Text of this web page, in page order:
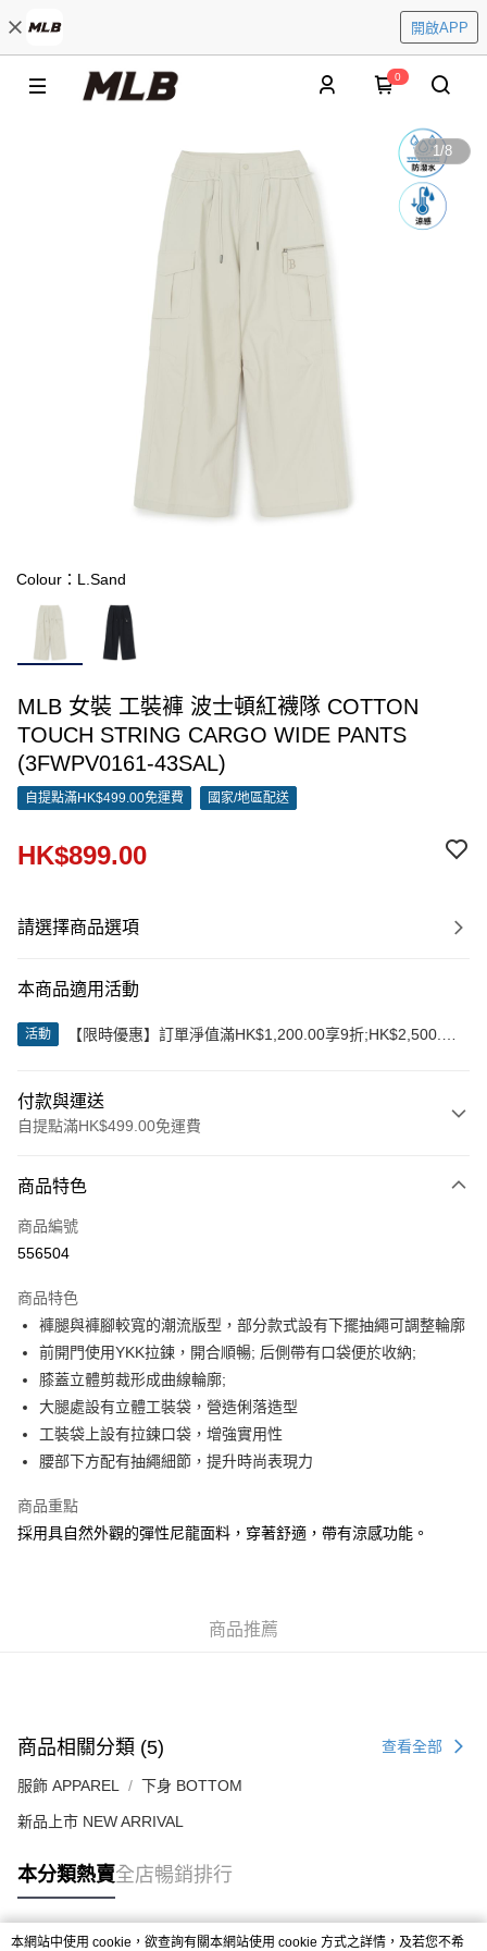
開啟APP
0
1/8
Colour：L.Sand
MLB 女裝 工裝褲 波士頓紅襪隊 COTTON
TOUCH STRING CARGO WIDE PANTS
(3FWPV0161-43SAL)
自提點滿HK$499.00免運費 國家/地區配送
HK$899.00
請選擇商品選項
本商品適用活動
活動
【限時優惠】訂單淨值滿HK$1,200.00享9折;HK$2,500.00
付款與運送
自提點滿HK$499.00免運費
信用卡
Apple Pay
AlipayHK
WeChat Pay
送貨方式
付款後順豐合作便利店
每筆HK$50.00，滿HK$499.00或以上免運費
商品特色
商品編號
556504
商品特色
褲腿與褲腳較寬的潮流版型，部分款式設有下擺抽繩可調整輪廓
前開門使用YKK拉鍊，開合順暢; 后側帶有口袋便於收納;
膝蓋立體剪裁形成曲線輪廓;
大腿處設有立體工裝袋，營造俐落造型
工裝袋上設有拉鍊口袋，增強實用性
腰部下方配有抽繩細節，提升時尚表現力
商品重點
採用具自然外觀的彈性尼龍面料，穿著舒適，帶有涼感功能。
商品推薦
商品相關分類 (5) 查看全部
服飾 APPAREL 下身 BOTTOM
新品上市 NEW ARRIVAL
本分類熱賣全店暢銷排行
本網站中使用 cookie，欲查詢有關本網站使用 cookie 方式之詳情，及若您不希